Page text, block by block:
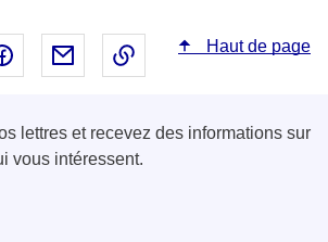
Linked In - nouvelle fenêtre
sur X - nouvelle fenêtre
Partager sur Facebook - nouvelle
Partager par email - nouvelle
Copier le lien dans le
Haut de page
lettres et recevez des informations sur
vous intéressent.